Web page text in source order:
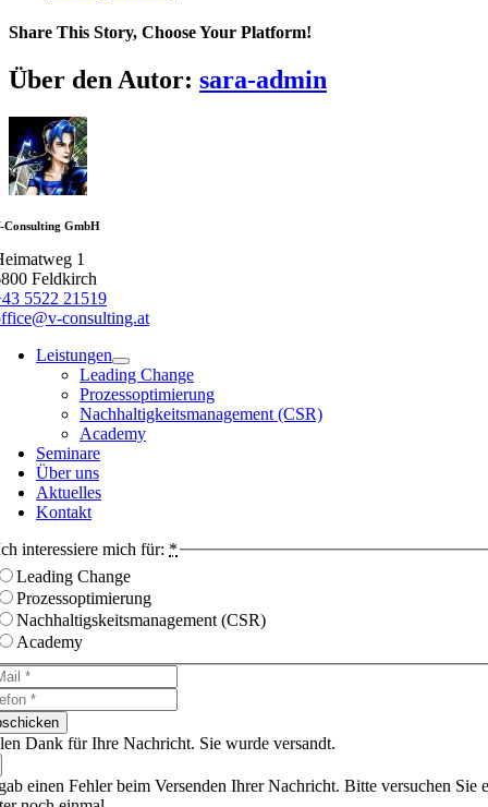
Share This Story, Choose Your Platform!
Facebook
X
Reddit
LinkedIn
WhatsApp
Telegram
Tumblr
Pinterest
Vk
Xing
E-
Mail
Über den Autor: sara-admin
Consulting GmbH
1
Feldkirch
5522 21519
consulting.at
Leistungen
Leading Change
Prozessoptimierung
Nachhaltigkeitsmanagement (CSR)
Academy
Seminare
Über uns
Aktuelles
Kontakt
interessiere mich für: *
Leading Change
Prozessoptimierung
Nachhaltigskeitsmanagement (CSR)
Academy
Dank für Ihre Nachricht. Sie wurde versandt.
einen Fehler beim Versenden Ihrer Nachricht. Bitte versuchen Sie